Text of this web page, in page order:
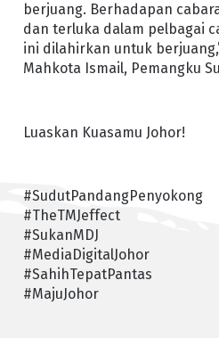
berjuang. Berhadapan
dan terluka dalam pelbagai
ini dilahirkan untuk
Mahkota Ismail, Pemangku
Luaskan Kuasamu Johor!
#SudutPandangPenyokong
#TheTMJeffect
#SukanMDJ
#MediaDigitalJohor
#SahihTepatPantas
#MajuJohor